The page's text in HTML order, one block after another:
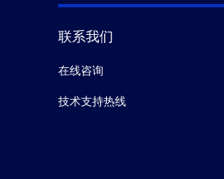
联系我们
在线咨询
技术支持热线